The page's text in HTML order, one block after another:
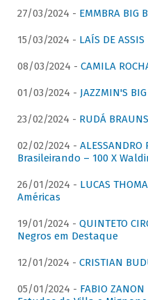
27/03/2024 - EMMBRA BIG
15/03/2024 - LAÍS DE
08/03/2024 - CAMILA
01/03/2024 - JAZZMIN'S
23/02/2024 - RUDÁ
02/02/2024 - ALESSANDRO
Brasileirando – 100 X
26/01/2024 - LUCAS
Américas
19/01/2024 - QUINTETO
Negros em Destaque
12/01/2024 - CRISTIAN
05/01/2024 - FABIO